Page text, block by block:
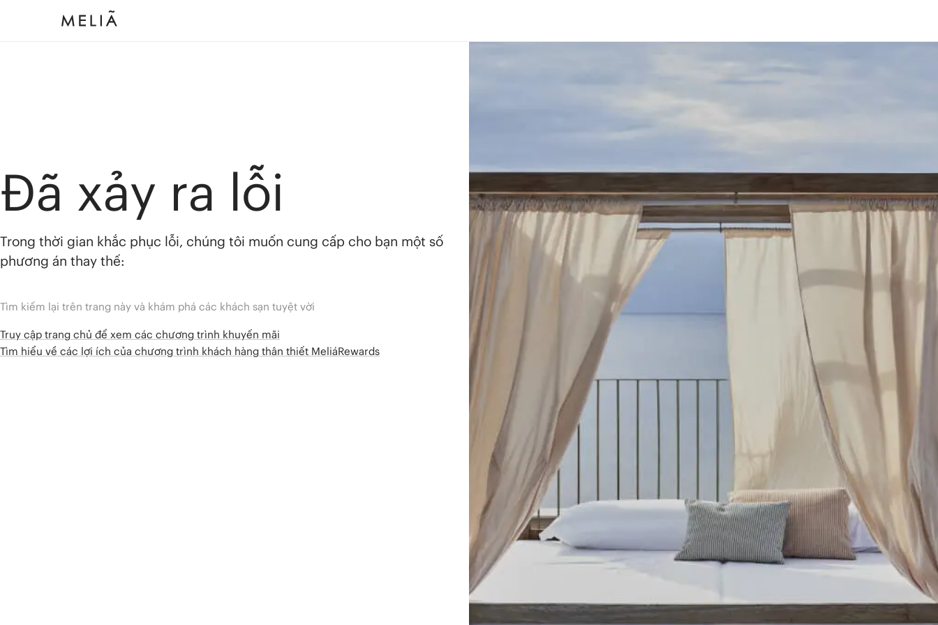
Đã xảy ra lỗi
Trong thời gian khắc phục lỗi, chúng tôi muốn cung cấp cho bạn một số
phương án thay thế:
Tìm kiếm lại trên trang này và khám phá các khách sạn tuyệt vời
Truy cập trang chủ để xem các chương trình khuyến mãi
Tìm hiểu về các lợi ích của chương trình khách hàng thân thiết MeliáRewards